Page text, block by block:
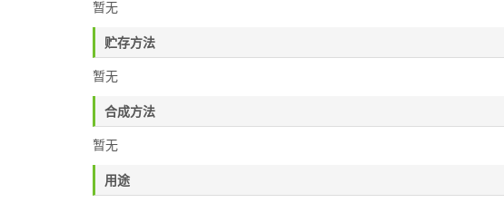
暂无
贮存方法
暂无
合成方法
暂无
用途